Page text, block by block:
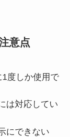
意点
度しか使用で
は対応してい
にできない